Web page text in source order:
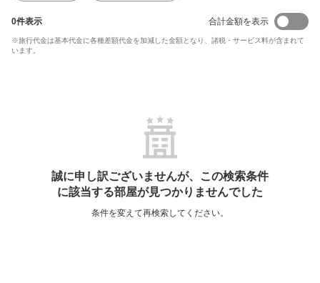
0件表示 合計金額を表示
※旅行代金は基本代金に各種差額代金を加減した金額となり、諸税・サービス料が含まれて
います。
誠に申し訳ございませんが、この検索条件
に該当する部屋が見つかりませんでした
条件を変えて再検索してください。